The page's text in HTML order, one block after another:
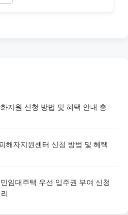
지원 신청 방법 및 혜택 안내 총
해자지원센터 신청 방법 및 혜택
임대주택 우선 입주권 부여 신청